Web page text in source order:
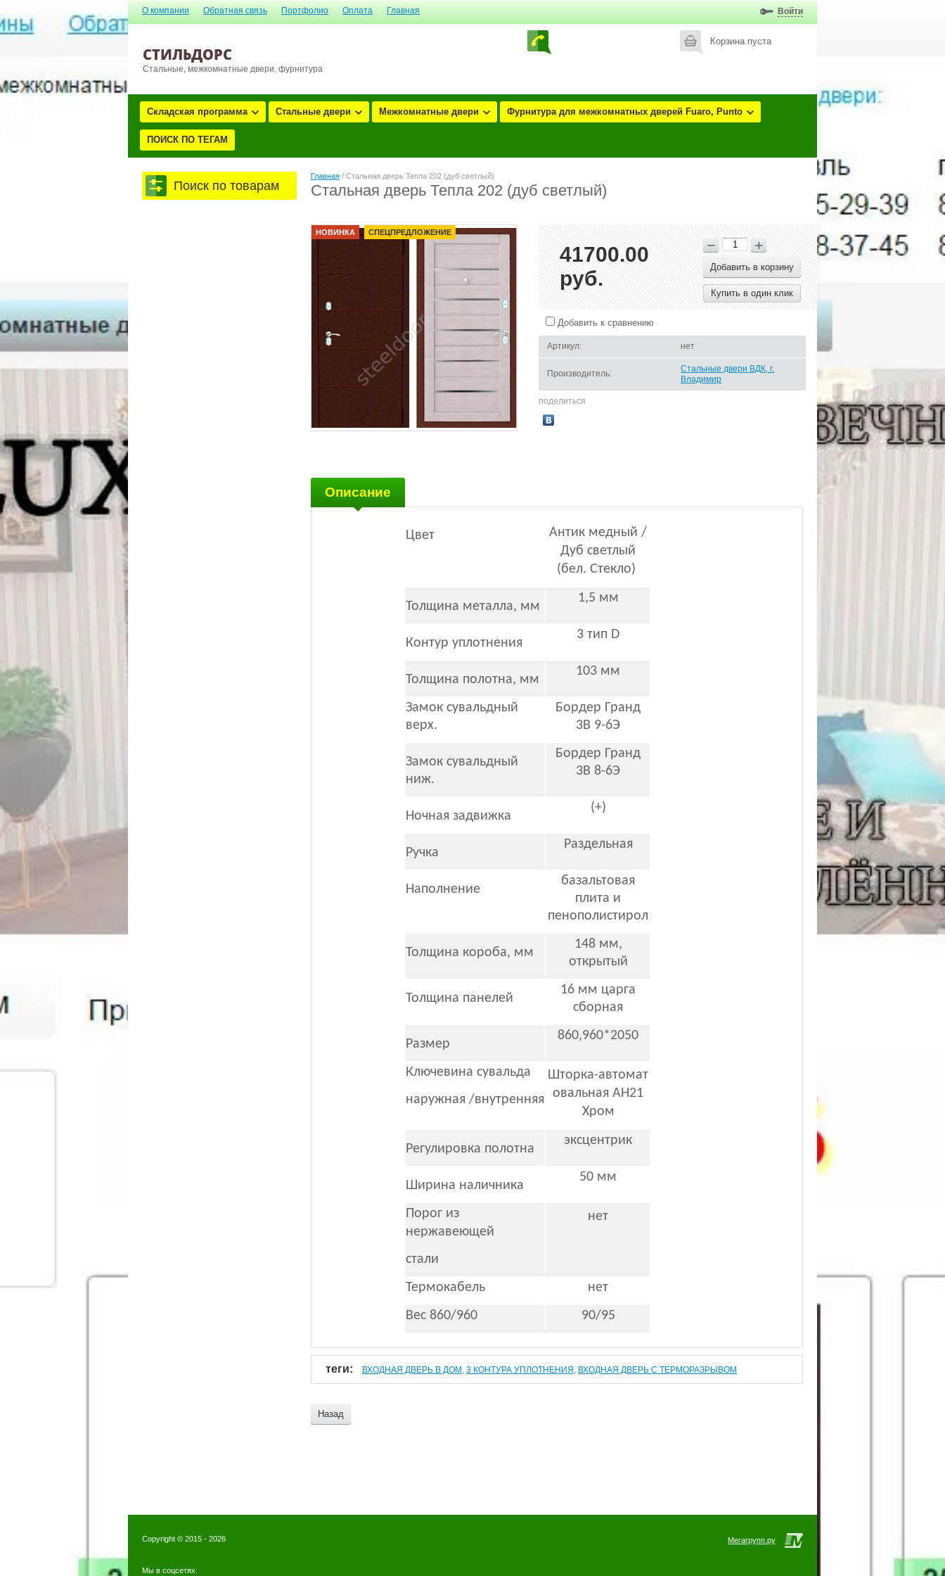
О компании Обратная связь Портфолио Оплата Главная Войти
СТИЛЬДОРС
Стальные, межкомнатные двери, фурнитура
Корзина пуста
Складская программа Стальные двери Межкомнатные двери Фурнитура для межкомнатных дверей Fuaro, Punto
ПОИСК ПО ТЕГАМ
Поиск по товарам
Главная / Стальная дверь Тепла 202 (дуб светлый)
Стальная дверь Тепла 202 (дуб светлый)
НОВИНКА СПЕЦПРЕДЛОЖЕНИЕ
41700.00
руб.
− +
Добавить в корзину
Купить в один клик
Добавить к сравнению
Артикул: нет
Производитель:
Стальные двери ВДК, г.
Владимир
поделиться
Описание
Цвет
Антик медный /
Дуб светлый
(бел. Стекло)
Толщина металла, мм
1,5 мм
Контур уплотнения
3 тип D
Толщина полотна, мм
103 мм
Замок сувальдный
верх.
Бордер Гранд
3В 9-6Э
Замок сувальдный
ниж.
Бордер Гранд
3В 8-6Э
Ночная задвижка
(+)
Ручка
Раздельная
Наполнение
базальтовая
плита и
пенополистирол
Толщина короба, мм
148 мм,
открытый
Толщина панелей
16 мм царга
сборная
Размер
860,960*2050
Ключевина сувальда
наружная /внутренняя
Шторка-автомат
овальная АН21
Хром
Регулировка полотна
эксцентрик
Ширина наличника
50 мм
Порог из
нержавеющей
стали
нет
Термокабель
нет
Вес 860/960
90/95
теги: ВХОДНАЯ ДВЕРЬ В ДОМ 3 КОНТУРА УПЛОТНЕНИЯ ВХОДНАЯ ДВЕРЬ С ТЕРМОРАЗРЫВОМ
Назад
Copyright © 2015 - 2026
Мы в соцсетях:
Мегагрупп.ру